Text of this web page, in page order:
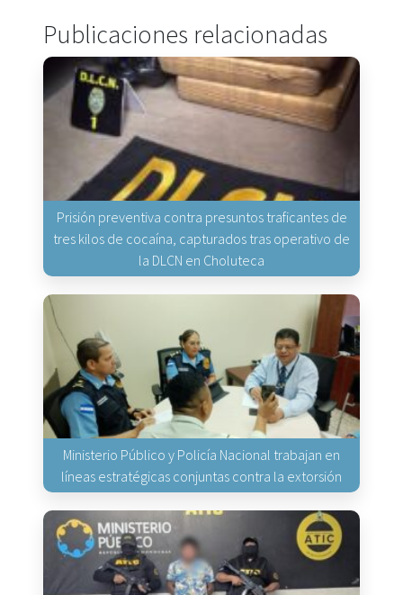
Publicaciones relacionadas
Prisión preventiva contra presuntos traficantes de
tres kilos de cocaína, capturados tras operativo de
la DLCN en Choluteca
Ministerio Público y Policía Nacional trabajan en
líneas estratégicas conjuntas contra la extorsión